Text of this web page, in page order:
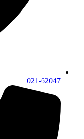
021-62047